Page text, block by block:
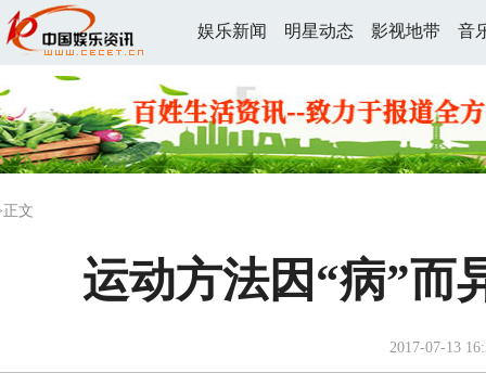
娱乐新闻 明星动态 影视地带 音
文
运动方法因“病”而
2017-07-13